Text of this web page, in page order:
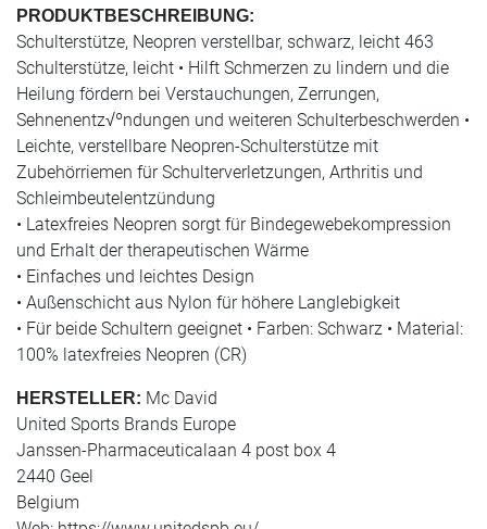
PRODUKTBESCHREIBUNG:
Schulterstütze, Neopren verstellbar, schwarz, leicht 463
Schulterstütze, leicht • Hilft Schmerzen zu lindern und die
Heilung fördern bei Verstauchungen, Zerrungen,
Sehnenentz√ºndungen und weiteren Schulterbeschwerden •
Leichte, verstellbare Neopren-Schulterstütze mit
Zubehörriemen für Schulterverletzungen, Arthritis und
Schleimbeutelentzündung
• Latexfreies Neopren sorgt für Bindegewebekompression
und Erhalt der therapeutischen Wärme
• Einfaches und leichtes Design
• Außenschicht aus Nylon für höhere Langlebigkeit
• Für beide Schultern geeignet • Farben: Schwarz • Material:
100% latexfreies Neopren (CR)
HERSTELLER: Mc David
United Sports Brands Europe
Janssen-Pharmaceuticalaan 4 post box 4
2440 Geel
Belgium